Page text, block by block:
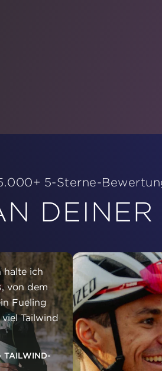
5-Sterne-
DEINER
halte ich
von dem
Fueling
Tailwind
TAILWIND-